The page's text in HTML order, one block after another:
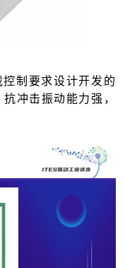
制要求设计开发的
冲击振动能力强，